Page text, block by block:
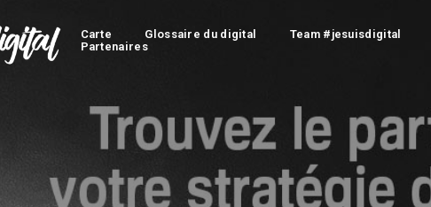
Carte Glossaire du digital Team #jesuisdigital
Partenaires